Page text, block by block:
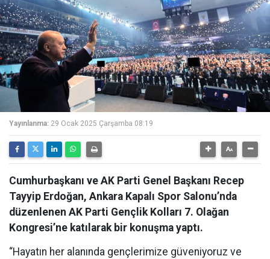
Yayınlanma: 29 Ocak 2025 Çarşamba 08:19
Cumhurbaşkanı ve AK Parti Genel Başkanı Recep
Tayyip Erdoğan, Ankara Kapalı Spor Salonu’nda
düzenlenen AK Parti Gençlik Kolları 7. Olağan
Kongresi’ne katılarak bir konuşma yaptı.
“Hayatın her alanında gençlerimize güveniyoruz ve